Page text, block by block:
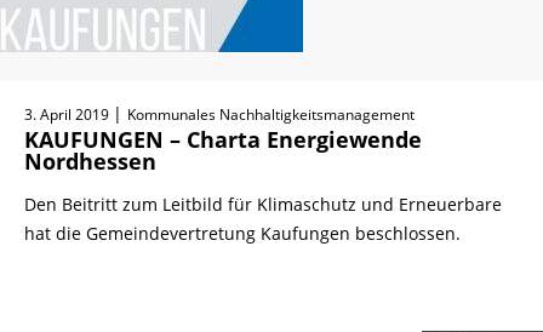
3. April 2019 | Kommunales Nachhaltigkeitsmanagement
KAUFUNGEN – Charta Energiewende
Nordhessen
Den Beitritt zum Leitbild für Klimaschutz und Erneuerbare
hat die Gemeindevertretung Kaufungen beschlossen.